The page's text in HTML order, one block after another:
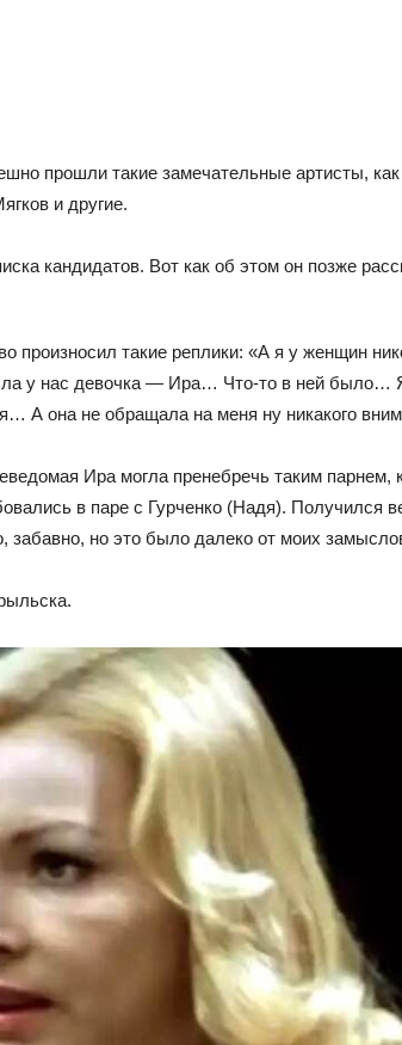
прошли такие замечательные артисты,
и другие.
кандидатов. Вот как об этом он позже
произносил такие реплики: «А я у женщин
у нас девочка — Ира… Что-то в ней было…
А она не обращала на меня ну никакого
Ира могла пренебречь таким парнем,
в паре с Гурченко (Надя). Получился
но это было далеко от моих